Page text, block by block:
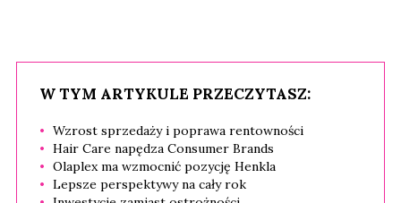
W TYM ARTYKULE PRZECZYTASZ:
Wzrost sprzedaży i poprawa rentowności
Hair Care napędza Consumer Brands
Olaplex ma wzmocnić pozycję Henkla
Lepsze perspektywy na cały rok